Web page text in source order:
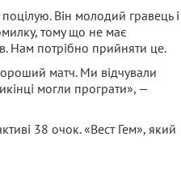
Він молодий гравець і
тому що не має
Нам потрібно прийняти це.
матч. Ми відчували
могли програти», —
38 очок. «Вест Гем», який